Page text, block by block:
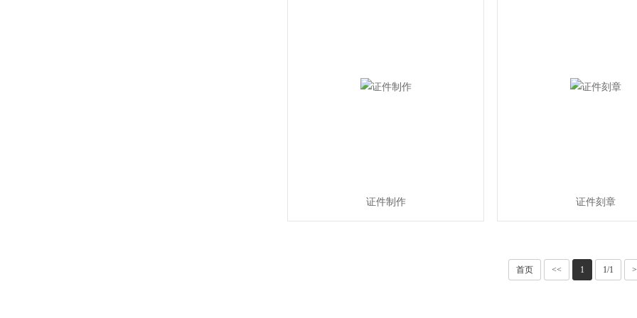
证件制作 证件刻章
首页 << 1 1/1